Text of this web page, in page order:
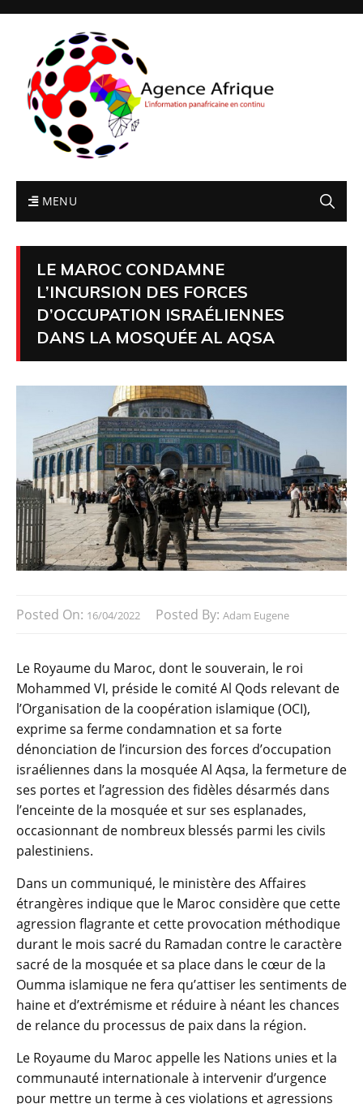
MENU
LE MAROC CONDAMNE
L’INCURSION DES FORCES
D’OCCUPATION ISRAÉLIENNES
DANS LA MOSQUÉE AL AQSA
Posted On: 16/04/2022 Posted By: Adam Eugene
Le Royaume du Maroc, dont le souverain, le roi
Mohammed VI, préside le comité Al Qods relevant de
l’Organisation de la coopération islamique (OCI),
exprime sa ferme condamnation et sa forte
dénonciation de l’incursion des forces d’occupation
israéliennes dans la mosquée Al Aqsa, la fermeture de
ses portes et l’agression des fidèles désarmés dans
l’enceinte de la mosquée et sur ses esplanades,
occasionnant de nombreux blessés parmi les civils
palestiniens.
Dans un communiqué, le ministère des Affaires
étrangères indique que le Maroc considère que cette
agression flagrante et cette provocation méthodique
durant le mois sacré du Ramadan contre le caractère
sacré de la mosquée et sa place dans le cœur de la
Oumma islamique ne fera qu’attiser les sentiments de
haine et d’extrémisme et réduire à néant les chances
de relance du processus de paix dans la région.
Le Royaume du Maroc appelle les Nations unies et la
communauté internationale à intervenir d’urgence
pour mettre un terme à ces violations et agressions